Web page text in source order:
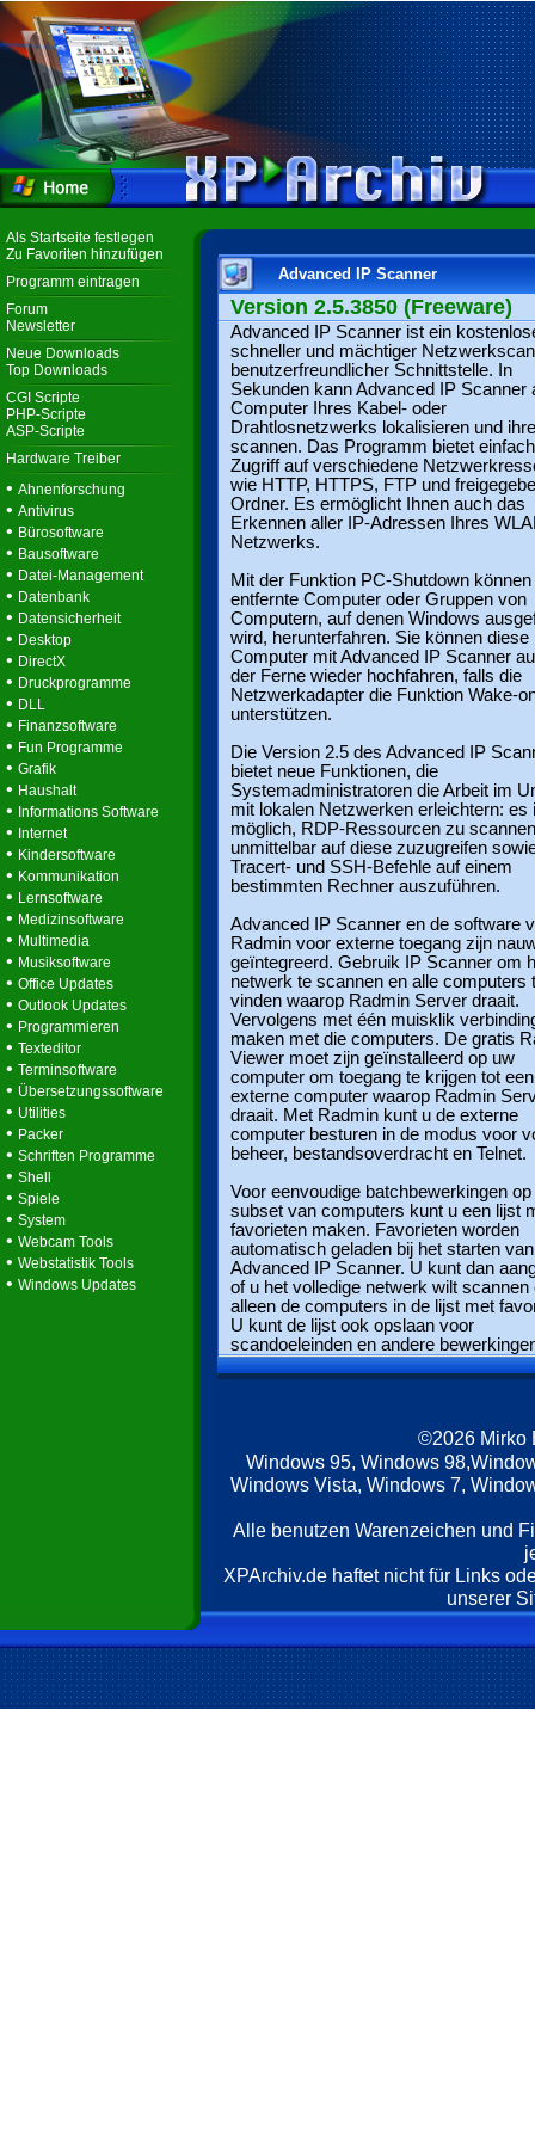
Als Startseite festlegen
Zu Favoriten hinzufügen
Programm eintragen
Forum
Newsletter
Neue Downloads
Top Downloads
CGI Scripte
PHP-Scripte
ASP-Scripte
Hardware Treiber
• Ahnenforschung
• Antivirus
• Bürosoftware
• Bausoftware
• Datei-Management
• Datenbank
• Datensicherheit
• Desktop
• DirectX
• Druckprogramme
• DLL
• Finanzsoftware
• Fun Programme
• Grafik
• Haushalt
• Informations Software
• Internet
• Kindersoftware
• Kommunikation
• Lernsoftware
• Medizinsoftware
• Multimedia
• Musiksoftware
• Office Updates
• Outlook Updates
• Programmieren
• Texteditor
• Terminsoftware
• Übersetzungssoftware
• Utilities
• Packer
• Schriften Programme
• Shell
• Spiele
• System
• Webcam Tools
• Webstatistik Tools
• Windows Updates
Advanced IP Scanner
Version 2.5.3850 (Freeware)
Advanced IP Scanner ist ein
schneller und mächtiger
benutzerfreundlicher Schnittstelle. In
Sekunden kann Advanced IP Scanner
Computer Ihres Kabel- oder
Drahtlosnetzwerks lokalisieren und
scannen. Das Programm bietet
Zugriff auf verschiedene
wie HTTP, HTTPS, FTP und
Ordner. Es ermöglicht Ihnen auch das
Erkennen aller IP-Adressen Ihres
Netzwerks.
Mit der Funktion PC-Shutdown können
entfernte Computer oder Gruppen von
Computern, auf denen Windows
wird, herunterfahren. Sie können diese
Computer mit Advanced IP Scanner
der Ferne wieder hochfahren, falls die
Netzwerkadapter die Funktion Wake-
unterstützen.
Die Version 2.5 des Advanced IP
bietet neue Funktionen, die
Systemadministratoren die Arbeit im
mit lokalen Netzwerken erleichtern: es
möglich, RDP-Ressourcen zu
unmittelbar auf diese zuzugreifen
Tracert- und SSH-Befehle auf einem
bestimmten Rechner auszuführen.
Advanced IP Scanner en de software
Radmin voor externe toegang zijn
geïntegreerd. Gebruik IP Scanner om
netwerk te scannen en alle computers
vinden waarop Radmin Server draait.
Vervolgens met één muisklik
maken met die computers. De gratis
Viewer moet zijn geïnstalleerd op uw
computer om toegang te krijgen tot een
externe computer waarop Radmin
draait. Met Radmin kunt u de externe
computer besturen in de modus voor
beheer, bestandsoverdracht en Telnet.
Voor eenvoudige batchbewerkingen op
subset van computers kunt u een lijst
favorieten maken. Favorieten worden
automatisch geladen bij het starten van
Advanced IP Scanner. U kunt dan
of u het volledige netwerk wilt scannen
alleen de computers in de lijst met
U kunt de lijst ook opslaan voor
scandoeleinden en andere
©2026 Mirko
Windows 95, Windows
Windows Vista, Windows 7,
Alle benutzen Warenzeichen und
XPArchiv.de haftet nicht für Links
unserer